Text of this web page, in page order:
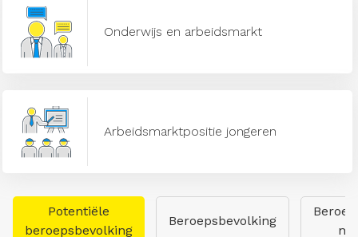
Onderwijs en arbeidsmarkt
Arbeidsmarktpositie jongeren
Potentiële
beroepsbevolking
Beroepsbevolking